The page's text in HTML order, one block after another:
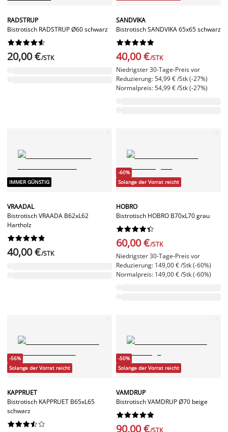
RADSTRUP
Bistrotisch RADSTRUP Ø60 schwarz






20,00 €/STK
SANDVIKA
Bistrotisch SANDVIKA 65x65 schwarz






40,00 €/STK
Niedrigster 30-Tage-Preis vor
Reduzierung: 54,99 € /Stk (-27%)
Normalpreis: 54,99 € /Stk (-27%)
IMMER GÜNSTIG
VRAADAL
Bistrotisch VRAADA B62xL62
Hartholz






40,00 €/STK
-60%
Solange der Vorrat reicht
HOBRO
Bistrotisch HOBRO B70xL70 grau






60,00 €/STK
Niedrigster 30-Tage-Preis vor
Reduzierung: 149,00 € /Stk (-60%)
Normalpreis: 149,00 € /Stk (-60%)
-56%
Solange der Vorrat reicht
KAPPRUET
Bistrotisch KAPPRUET B65xL65
schwarz






-50%
Solange der Vorrat reicht
VAMDRUP
Bistrotisch VAMDRUP Ø70 beige






90,00 €